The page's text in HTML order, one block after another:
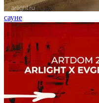
сауне